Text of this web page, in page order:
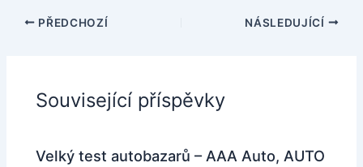
PŘEDCHOZÍ NÁSLEDUJÍCÍ
Související příspěvky
Velký test autobazarů – AAA Auto, AUTO